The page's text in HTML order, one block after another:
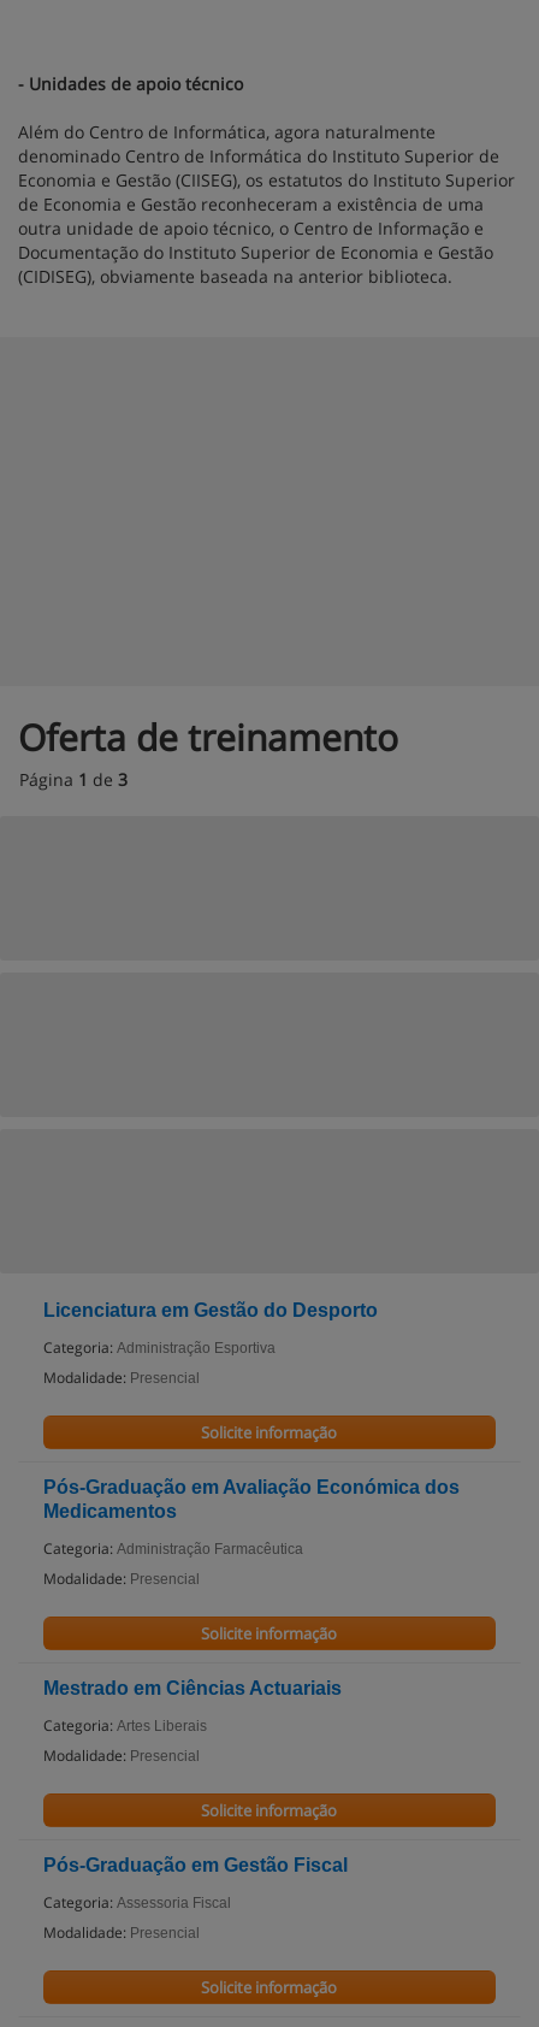
- Unidades de apoio técnico
Além do Centro de Informática, agora naturalmente
denominado Centro de Informática do Instituto Superior de
Economia e Gestão (CIISEG), os estatutos do Instituto Superior
de Economia e Gestão reconheceram a existência de uma
outra unidade de apoio técnico, o Centro de Informação e
Documentação do Instituto Superior de Economia e Gestão
(CIDISEG), obviamente baseada na anterior biblioteca.
Oferta de treinamento
Página 1 de 3
Licenciatura em Gestão do Desporto
Categoria: Administração Esportiva
Modalidade: Presencial
Solicite informação
Pós-Graduação em Avaliação Económica dos
Medicamentos
Categoria: Administração Farmacêutica
Modalidade: Presencial
Solicite informação
Mestrado em Ciências Actuariais
Categoria: Artes Liberais
Modalidade: Presencial
Solicite informação
Pós-Graduação em Gestão Fiscal
Categoria: Assessoria Fiscal
Modalidade: Presencial
Solicite informação